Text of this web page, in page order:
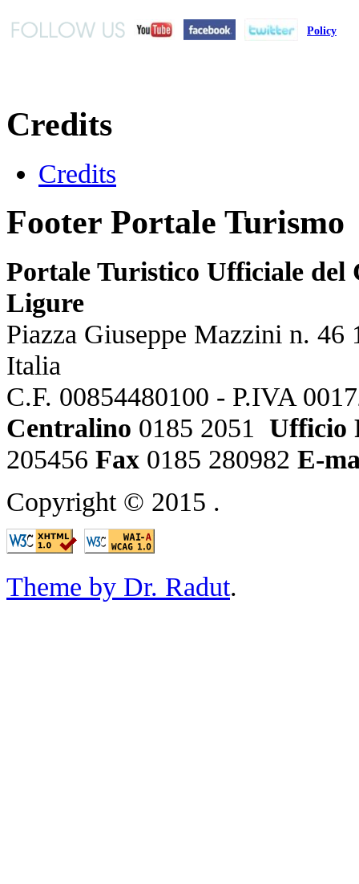
Policy
Credits
Credits
Footer Portale Turismo
Portale Turistico Ufficiale
Ligure
Piazza Giuseppe Mazzini n.
Italia
C.F. 00854480100 - P.IVA
Centralino 0185 2051 Ufficio
205456 Fax 0185 280982 E-
Copyright © 2015 .
Theme by Dr. Radut.